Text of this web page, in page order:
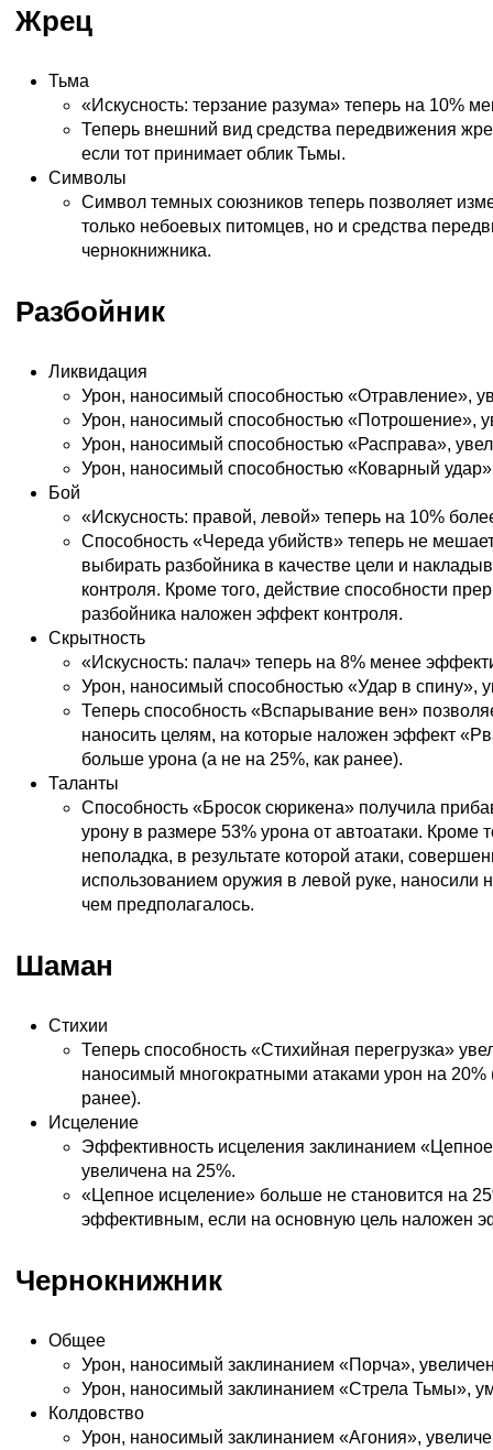
Жрец
Тьма
«Искусность: терзание разума» теперь на 10%
Теперь внешний вид средства передвижения
если тот принимает облик Тьмы.
Символы
Символ темных союзников теперь позволяет
только небоевых питомцев, но и средства
чернокнижника.
Разбойник
Ликвидация
Урон, наносимый способностью «Отравление»,
Урон, наносимый способностью «Потрошение»,
Урон, наносимый способностью «Расправа»,
Урон, наносимый способностью «Коварный
Бой
«Искусность: правой, левой» теперь на 10%
Способность «Череда убийств» теперь не
выбирать разбойника в качестве цели и
контроля. Кроме того, действие способности
разбойника наложен эффект контроля.
Скрытность
«Искусность: палач» теперь на 8% менее
Урон, наносимый способностью «Удар в спину»,
Теперь способность «Вспарывание вен»
наносить целям, на которые наложен эффект
больше урона (а не на 25%, как ранее).
Таланты
Способность «Бросок сюрикена» получила
урону в размере 53% урона от автоатаки. Кроме
неполадка, в результате которой атаки,
использованием оружия в левой руке, наносили
чем предполагалось.
Шаман
Стихии
Теперь способность «Стихийная перегрузка»
наносимый многократными атаками урон на 20%
ранее).
Исцеление
Эффективность исцеления заклинанием
увеличена на 25%.
«Цепное исцеление» больше не становится на
эффективным, если на основную цель наложен
Чернокнижник
Общее
Урон, наносимый заклинанием «Порча»,
Урон, наносимый заклинанием «Стрела Тьмы»,
Колдовство
Урон, наносимый заклинанием «Агония»,